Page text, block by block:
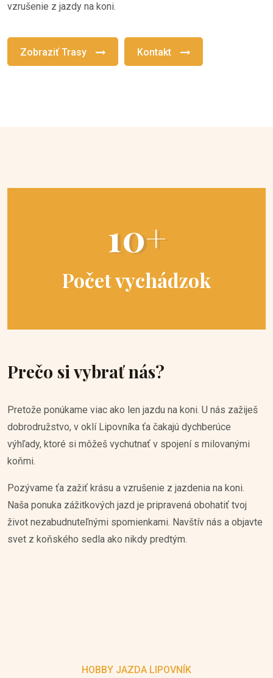
vzrušenie z jazdy na koni.
Zobraziť Trasy Kontakt
10+
Počet vychádzok
Prečo si vybrať nás?
Pretože ponúkame viac ako len jazdu na koni. U nás zažiješ
dobrodružstvo, v oklí Lipovníka ťa čakajú dychberúce
výhľady, ktoré si môžeš vychutnať v spojení s milovanými
koňmi.
Pozývame ťa zažiť krásu a vzrušenie z jazdenia na koni.
Naša ponuka zážitkových jazd je pripravená obohatiť tvoj
život nezabudnuteľnými spomienkami. Navštív nás a objavte
svet z koňského sedla ako nikdy predtým.
HOBBY JAZDA LIPOVNÍK